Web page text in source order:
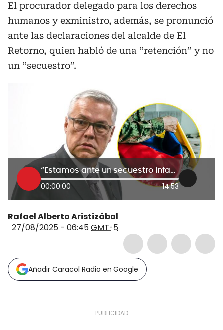
El procurador delegado para los derechos
humanos y exministro, además, se pronunció
ante las declaraciones del alcalde de El
Retorno, quien habló de una “retención” y no
un “secuestro”.
“Estamos ante un secuestro infame de la fuerza pública”: procurador Néstor Osuna
00:00:00 14:53
Rafael Alberto Aristizábal
27/08/2025 - 06:45GMT-5
Añadir Caracol Radio en Google